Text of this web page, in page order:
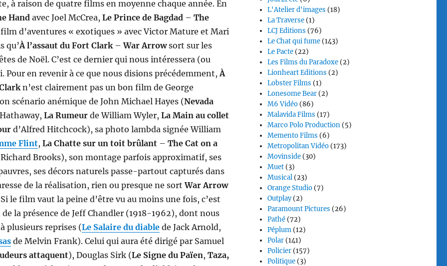
à raison de quatre films en moyenne chaque année. En
Hand avec Joel McCrea, Le Prince de Bagdad – The
film d’aventures « exotiques » avec Victor Mature et Mari
qu’À l’assaut du Fort Clark – War Arrowsort sur les
de Noël. C’est ce dernier qui nous intéressera (ou
Pour en revenir à ce que nous disions précédemment, À
n’est clairement pas un bon film de George
scénario anémique de John Michael Hayes (Nevada
La Rumeurde William Wyler, La Main au collet
d’Alfred Hitchcock), sa photo lambda signée William
Flint, La Chatte sur un toit brûlant– The Cat on a
Brooks), son montage parfois approximatif, ses
ses décors naturels passe-partout capturés dans
de la réalisation, rien ou presque ne sortWar Arrow
le film vaut la peine d’être vu au moins une fois, c’est
la présence de Jeff Chandler (1918-1962), dont nous
plusieurs reprises (Le Salaire du diable de Jack Arnold,
de Melvin Frank). Celui qui aura été dirigé par Samuel
attaquent), Douglas Sirk (Le Signe du Païen, Taza,
L'Atelier d'images (18)
La Traverse (1)
LCJ Editions (76)
Le Chat qui fume (143)
Le Pacte (22)
Les Films du Paradoxe (2)
Lionheart Editions (2)
Lobster Films (1)
Lonesome Bear (2)
M6 Vidéo (86)
Malavida Films (17)
Marco Polo Production (5)
Memento Films (6)
Metropolitan Vidéo (173)
Movinside (30)
Muet (3)
Musical (23)
Orange Studio (7)
Outplay(2)
Paramount Pictures (26)
Pathé (72)
Péplum (12)
Polar (141)
Policier (157)
Politique (3)